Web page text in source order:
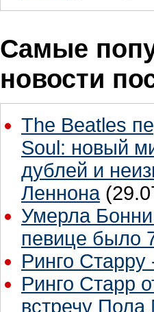
Самые
новости
The Beatles
Soul: новый
дублей и
Леннона
Умерла
певице было
Ринго Старру
Ринго Старр
встречу Пола